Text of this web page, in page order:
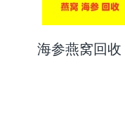
海参燕窝回收